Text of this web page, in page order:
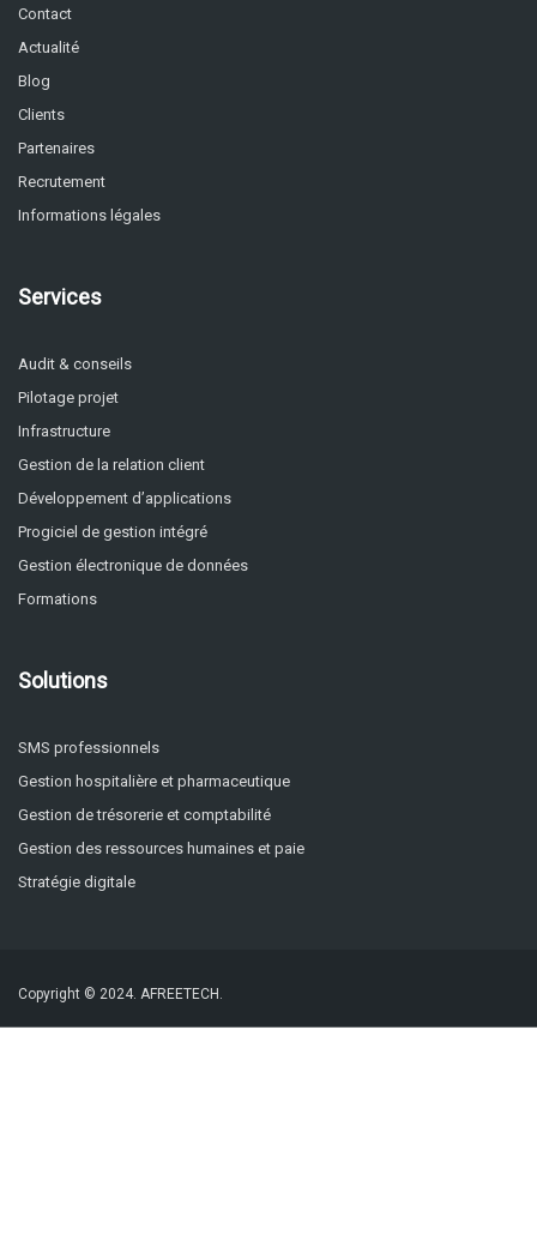
Contact
Actualité
Blog
Clients
Partenaires
Recrutement
Informations légales
Services
Audit & conseils
Pilotage projet
Infrastructure
Gestion de la relation client
Développement d’applications
Progiciel de gestion intégré
Gestion électronique de données
Formations
Solutions
SMS professionnels
Gestion hospitalière et pharmaceutique
Gestion de trésorerie et comptabilité
Gestion des ressources humaines et paie
Stratégie digitale
Copyright © 2024. AFREETECH.